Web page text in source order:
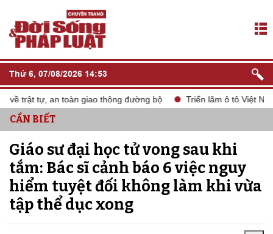
Thứ 6, 07/08/2026 14:53
trật tự, an toàn giao thông đường bộ Triển lãm ô tô Việt Nam
CẦN BIẾT
Giáo sư đại học tử vong sau khi
tắm: Bác sĩ cảnh báo 6 việc nguy
hiểm tuyệt đối không làm khi vừa
tập thể dục xong